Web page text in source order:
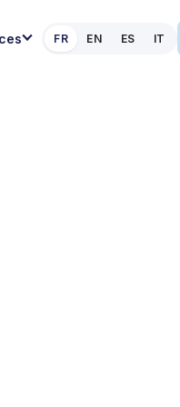
FR EN ES IT